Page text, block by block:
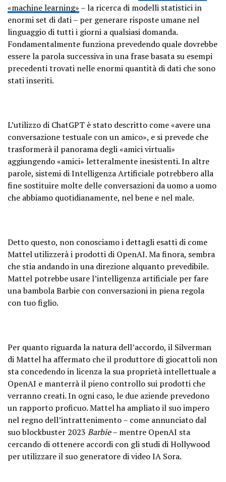
«machine learning» – la ricerca di modelli statistici in
enormi set di dati – per generare risposte umane nel
linguaggio di tutti i giorni a qualsiasi domanda.
Fondamentalmente funziona prevedendo quale dovrebbe
essere la parola successiva in una frase basata su esempi
precedenti trovati nelle enormi quantità di dati che sono
stati inseriti.
L’utilizzo di ChatGPT è stato descritto come «avere una
conversazione testuale con un amico», e si prevede che
trasformerà il panorama degli «amici virtuali»
aggiungendo «amici» letteralmente inesistenti. In altre
parole, sistemi di Intelligenza Artificiale potrebbero alla
fine sostituire molte delle conversazioni da uomo a uomo
che abbiamo quotidianamente, nel bene e nel male.
Detto questo, non conosciamo i dettagli esatti di come
Mattel utilizzerà i prodotti di OpenAI. Ma finora, sembra
che stia andando in una direzione alquanto prevedibile.
Mattel potrebbe usare l’intelligenza artificiale per fare
una bambola Barbie con conversazioni in piena regola
con tuo figlio.
Per quanto riguarda la natura dell’accordo, il Silverman
di Mattel ha affermato che il produttore di giocattoli non
sta concedendo in licenza la sua proprietà intellettuale a
OpenAI e manterrà il pieno controllo sui prodotti che
verranno creati. In ogni caso, le due aziende prevedono
un rapporto proficuo. Mattel ha ampliato il suo impero
nel regno dell’intrattenimento – come annunciato dal
suo blockbuster 2023 Barbie– mentre OpenAI sta
cercando di ottenere accordi con gli studi di Hollywood
per utilizzare il suo generatore di video IA Sora.